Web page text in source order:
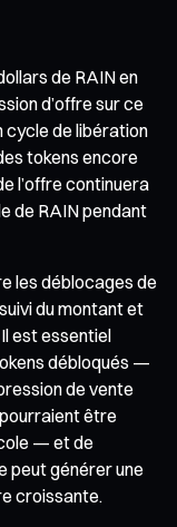
de RAIN en
d’offre sur ce
cycle de libération
tokens encore
l’offre continuera
de RAIN pendant
les déblocages de
du montant et
est essentiel
débloqués —
de vente
être
— et de
peut générer une
croissante.